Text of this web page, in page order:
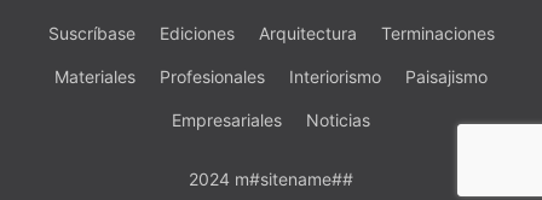
Suscríbase Ediciones Arquitectura Terminaciones
Materiales Profesionales Interiorismo Paisajismo
Empresariales Noticias
2024 m#sitename##